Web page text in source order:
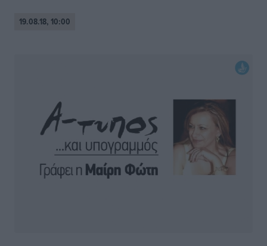
19.08.18, 10:00